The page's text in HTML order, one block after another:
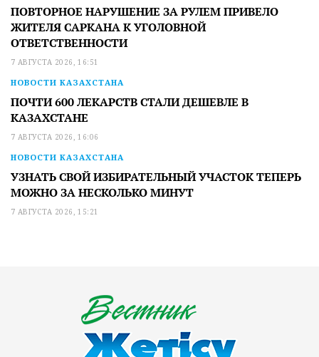
ПОВТОРНОЕ НАРУШЕНИЕ ЗА РУЛЕМ ПРИВЕЛО
ЖИТЕЛЯ САРКАНА К УГОЛОВНОЙ
ОТВЕТСТВЕННОСТИ
7 АВГУСТА 2026, 16:51
НОВОСТИ КАЗАХСТАНА
ПОЧТИ 600 ЛЕКАРСТВ СТАЛИ ДЕШЕВЛЕ В
КАЗАХСТАНЕ
7 АВГУСТА 2026, 16:06
НОВОСТИ КАЗАХСТАНА
УЗНАТЬ СВОЙ ИЗБИРАТЕЛЬНЫЙ УЧАСТОК ТЕПЕРЬ
МОЖНО ЗА НЕСКОЛЬКО МИНУТ
7 АВГУСТА 2026, 15:21